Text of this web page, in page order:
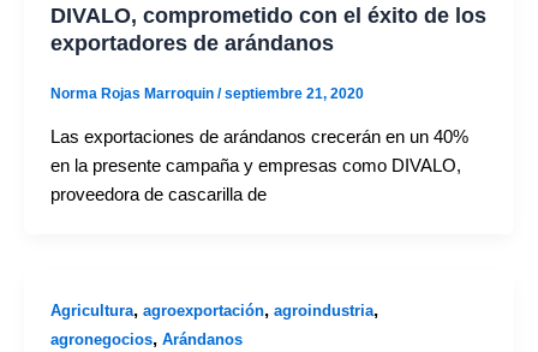
DIVALO, comprometido con el éxito de los
exportadores de arándanos
Norma Rojas Marroquin /septiembre 21, 2020
Las exportaciones de arándanos crecerán en un 40%
en la presente campaña y empresas como DIVALO,
proveedora de cascarilla de
Agricultura, agroexportación, agroindustria,
agronegocios, Arándanos